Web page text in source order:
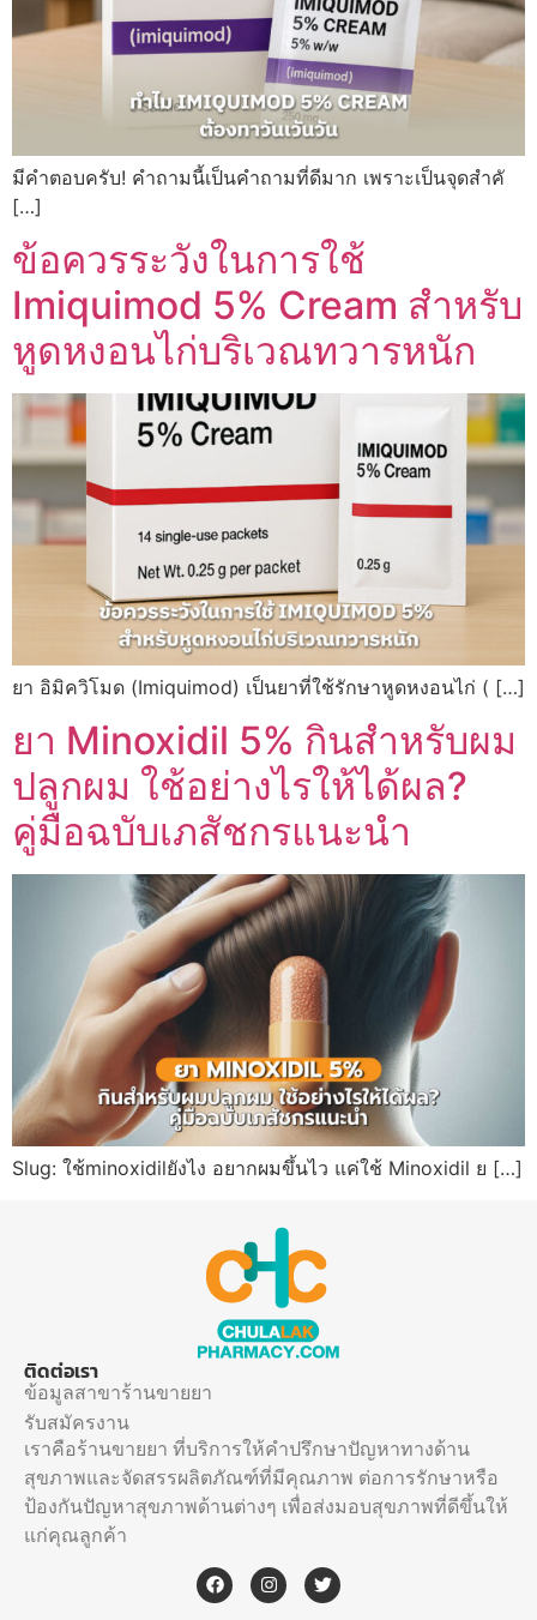
มีคำตอบครับ! คำถามนี้เป็นคำถามที่ดีมาก เพราะเป็นจุดสำคั
[…]
ข้อควรระวังในการใช้
Imiquimod 5% Cream สำหรับ
หูดหงอนไก่บริเวณทวารหนัก
ยา อิมิควิโมด (Imiquimod) เป็นยาที่ใช้รักษาหูดหงอนไก่ ( […]
ยา Minoxidil 5% กินสำหรับผม
ปลูกผม ใช้อย่างไรให้ได้ผล?
คู่มือฉบับเภสัชกรแนะนำ
Slug: ใช้minoxidilยังไง อยากผมขึ้นไว แค่ใช้ Minoxidil ย […]
ติดต่อเรา
ข้อมูลสาขาร้านขายยา
รับสมัครงาน
เราคือร้านขายยา ที่บริการให้คำปรึกษาปัญหาทางด้าน
สุขภาพและจัดสรรผลิตภัณฑ์ที่มีคุณภาพ ต่อการรักษาหรือ
ป้องกันปัญหาสุขภาพด้านต่างๆ เพื่อส่งมอบสุขภาพที่ดีขึ้นให้
แก่คุณลูกค้า